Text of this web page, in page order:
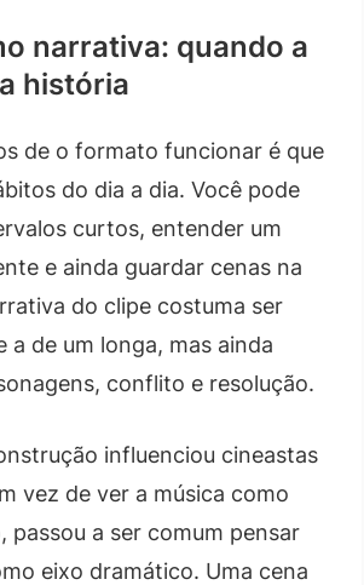
narrativa: quando a
história
de o formato funcionar é que
do dia a dia. Você pode
curtos, entender um
e ainda guardar cenas na
do clipe costuma ser
a de um longa, mas ainda
conflito e resolução.
influenciou cineastas
vez de ver a música como
passou a ser comum pensar
eixo dramático. Uma cena